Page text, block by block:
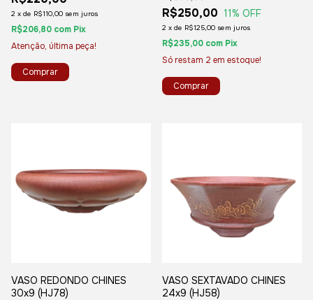
2 x de R$110,00 sem juros
R$206,80 com Pix
Atenção, última peça!
R$250,00 11% OFF
2 x de R$125,00 sem juros
R$235,00 com Pix
Só restam 2 em estoque!
VASO REDONDO CHINES
30x9 (HJ78)
VASO SEXTAVADO CHINES
24x9 (HJ58)